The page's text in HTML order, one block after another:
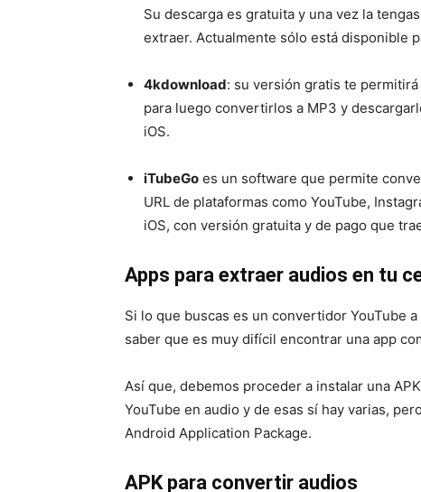
Su descarga es gratuita y una vez la
extraer. Actualmente sólo está disponible
4kdownload: su versión gratis te
para luego convertirlos a MP3 y
iOS.
iTubeGo es un software que permite
URL de plataformas como YouTube,
iOS, con versión gratuita y de pago que
Apps para extraer audios en tu
Si lo que buscas es un convertidor YouTube
saber que es muy difícil encontrar una app
Así que, debemos proceder a instalar una
YouTube en audio y de esas sí hay varias,
Android Application Package.
APK para convertir audios